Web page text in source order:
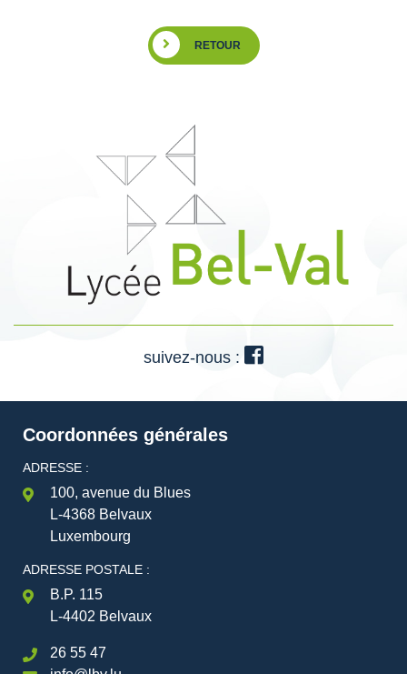
RETOUR
suivez-nous :
Coordonnées générales
ADRESSE :
100, avenue du Blues
L-4368 Belvaux
Luxembourg
ADRESSE POSTALE :
B.P. 115
L-4402 Belvaux
26 55 47